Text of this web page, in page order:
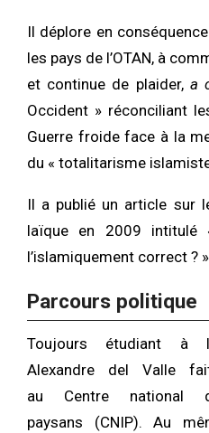
Il déplore en
les pays de l’OTAN, à
et continue de plaider, a
Occident » réconciliant
Guerre froide face à la
du « totalitarisme
Il a publié un article sur
laïque en 2009 intitulé
l’islamiquement correct ? »
Parcours politique
Toujours étudiant à
Alexandre del Valle
au Centre national
paysans (CNIP). Au